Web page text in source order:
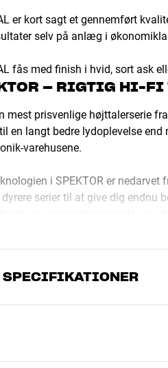
er kort sagt et gennemført
selv på anlæg i
fås med finish i hvid, sort ask
– RIGTIG HI-
mest prisvenlige højttalerserie
en langt bedre lydoplevelse
varehusene.
i SPEKTOR er
serier til at give dig endnu
og sammenhængende, og
ikke helt ind i himlen,